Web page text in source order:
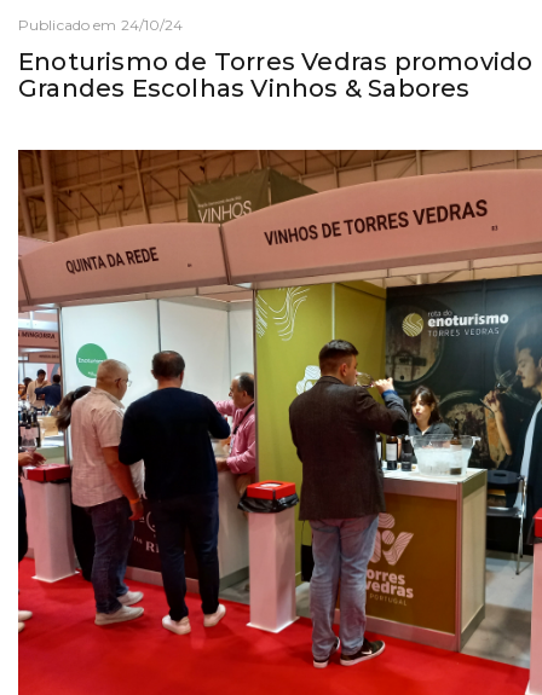
Publicado em 24/10/24
Enoturismo de Torres Vedras
Grandes Escolhas Vinhos & Sabores